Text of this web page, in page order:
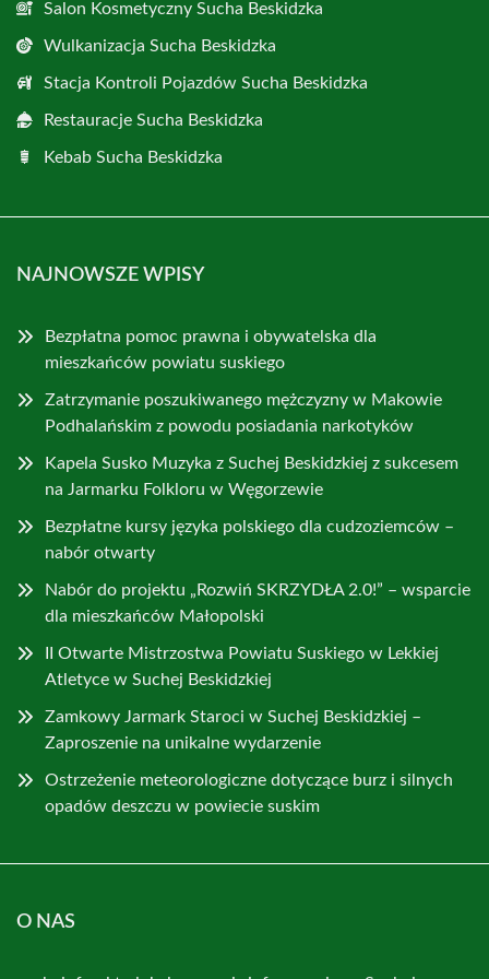
Salon Kosmetyczny Sucha Beskidzka
Wulkanizacja Sucha Beskidzka
Stacja Kontroli Pojazdów Sucha Beskidzka
Restauracje Sucha Beskidzka
Kebab Sucha Beskidzka
NAJNOWSZE WPISY
Bezpłatna pomoc prawna i obywatelska dla
mieszkańców powiatu suskiego
Zatrzymanie poszukiwanego mężczyzny w Makowie
Podhalańskim z powodu posiadania narkotyków
Kapela Susko Muzyka z Suchej Beskidzkiej z sukcesem
na Jarmarku Folkloru w Węgorzewie
Bezpłatne kursy języka polskiego dla cudzoziemców –
nabór otwarty
Nabór do projektu „Rozwiń SKRZYDŁA 2.0!” – wsparcie
dla mieszkańców Małopolski
II Otwarte Mistrzostwa Powiatu Suskiego w Lekkiej
Atletyce w Suchej Beskidzkiej
Zamkowy Jarmark Staroci w Suchej Beskidzkiej –
Zaproszenie na unikalne wydarzenie
Ostrzeżenie meteorologiczne dotyczące burz i silnych
opadów deszczu w powiecie suskim
O NAS